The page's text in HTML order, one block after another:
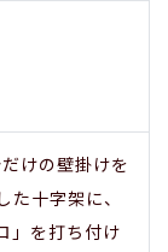
けの壁掛けを
十字架に、
」を打ち付け